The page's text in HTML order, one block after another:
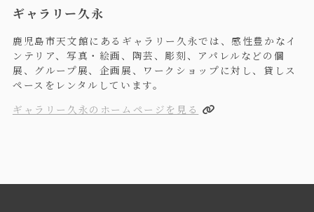
ギャラリー久永
鹿児島市天文館にあるギャラリー久永では、感性豊かなイ
ンテリア、写真・絵画、陶芸、彫刻、アパレルなどの個
展、グループ展、企画展、ワークショップに対し、貸しス
ペースをレンタルしています。
ギャラリー久永のホームページを見る